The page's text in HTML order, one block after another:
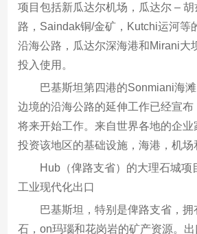
项目包括新瓜达尔机场，瓜达尔 –
路，Saindak铜/金矿，Kutchi运河等
沿海公路，瓜达尔深海港和Mirani大
投入使用。
巴基斯坦第四港的Sonmiani海
边境的沿海公路的延伸工作已经宣布
将来开始工作。来自世界各地的企业
投资该地区的基础设施，海港，机场
Hub（俾路支省）的大理石城项
工业现代化出口
巴基斯坦，特别是俾路支省，
石，on玛瑙和花岗岩的矿产资源。